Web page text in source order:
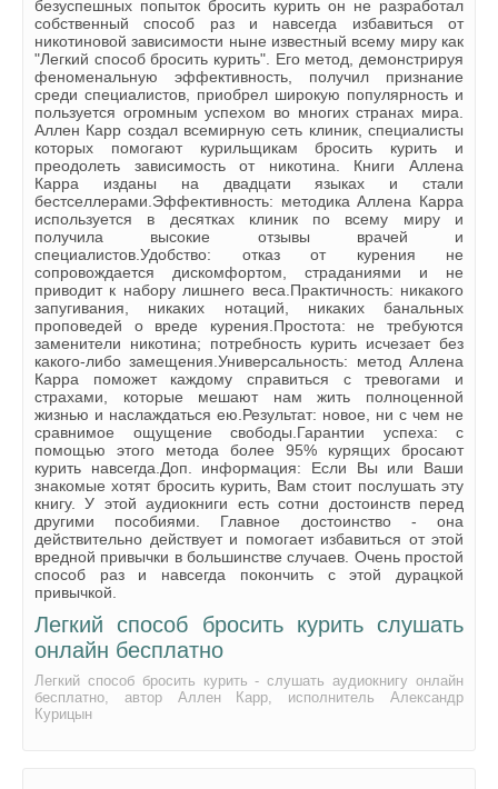
22.mp3
23.mp3
24.mp3
25.mp3
26.mp3
27.mp3
28.mp3
29.mp3
30.mp3
31.mp3
32.mp3
33.mp3
34.mp3
35.mp3
36.mp3
37.mp3
38.mp3
39.mp3
40.mp3
41.mp3
безуспешных попыток бросить курить он не разработал
собственный способ раз и навсегда избавиться от
никотиновой зависимости ныне известный всему миру как
"Легкий способ бросить курить". Его метод, демонстрируя
феноменальную эффективность, получил признание
среди специалистов, приобрел широкую популярность и
пользуется огромным успехом во многих странах мира.
Аллен Карр создал всемирную сеть клиник, специалисты
которых помогают курильщикам бросить курить и
преодолеть зависимость от никотина. Книги Аллена
Карра изданы на двадцати языках и стали
бестселлерами.Эффективность: методика Аллена Карра
используется в десятках клиник по всему миру и
получила высокие отзывы врачей и
специалистов.Удобство: отказ от курения не
сопровождается дискомфортом, страданиями и не
приводит к набору лишнего веса.Практичность: никакого
запугивания, никаких нотаций, никаких банальных
проповедей о вреде курения.Простота: не требуются
заменители никотина; потребность курить исчезает без
какого-либо замещения.Универсальность: метод Аллена
Карра поможет каждому справиться с тревогами и
страхами, которые мешают нам жить полноценной
жизнью и наслаждаться ею.Результат: новое, ни с чем не
сравнимое ощущение свободы.Гарантии успеха: с
помощью этого метода более 95% курящих бросают
курить навсегда.Доп. информация: Если Вы или Ваши
знакомые хотят бросить курить, Вам стоит послушать эту
книгу. У этой аудиокниги есть сотни достоинств перед
другими пособиями. Главное достоинство - она
действительно действует и помогает избавиться от этой
вредной привычки в большинстве случаев. Очень простой
способ раз и навсегда покончить с этой дурацкой
привычкой.
Легкий способ бросить курить слушать
онлайн бесплатно
Легкий способ бросить курить - слушать аудиокнигу онлайн
бесплатно, автор Аллен Карр, исполнитель Александр
Курицын